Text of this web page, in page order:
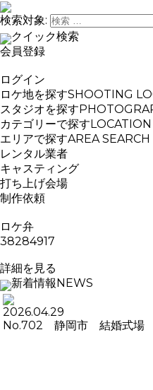
検索対象:
クイック検索
会員登録
ログイン
ロケ地を探すSHOOTING
スタジオを探す
カテゴリーで探す
エリアで探すAREA SEARCH
レンタル業者
キャスティング
打ち上げ会場
制作依頼
ロケ弁
38284917
詳細を見る
新着情報NEWS
2026.04.29
No.702 静岡市 結婚式場